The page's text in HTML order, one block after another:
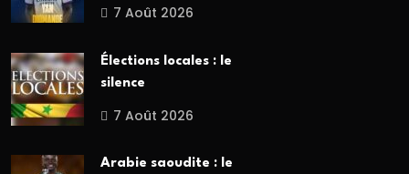
7 Août 2026
Élections locales : le
silence
7 Août 2026
Arabie saoudite : le